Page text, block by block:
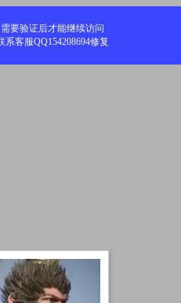
需要验证后才能继续访问
客服QQ154208694修复